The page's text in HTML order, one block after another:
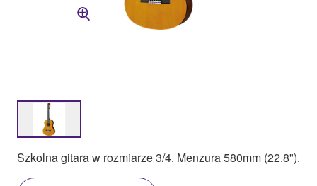
Szkolna gitara w rozmiarze 3/4. Menzura 580mm (22.8").